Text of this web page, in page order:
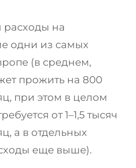
расходы на
одни из самых
(в среднем,
прожить на 800
при этом в целом
от 1–1,5 тысяч
а в отдельных
еще выше).